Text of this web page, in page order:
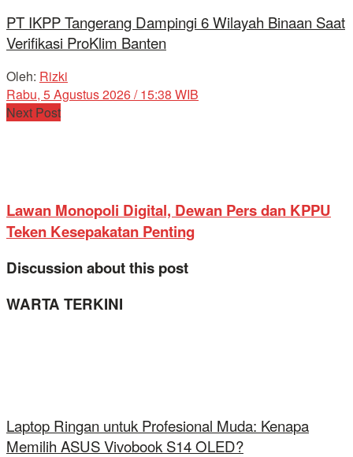
PT IKPP Tangerang Dampingi 6 Wilayah Binaan Saat
Verifikasi ProKlim Banten
Oleh: Rizki
Rabu, 5 Agustus 2026 / 15:38 WIB
Next Post
Lawan Monopoli Digital, Dewan Pers dan KPPU
Teken Kesepakatan Penting
Discussion about this post
WARTA TERKINI
Laptop Ringan untuk Profesional Muda: Kenapa
Memilih ASUS Vivobook S14 OLED?